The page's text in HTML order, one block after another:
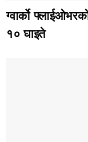
ग्वार्को
१० घाइते